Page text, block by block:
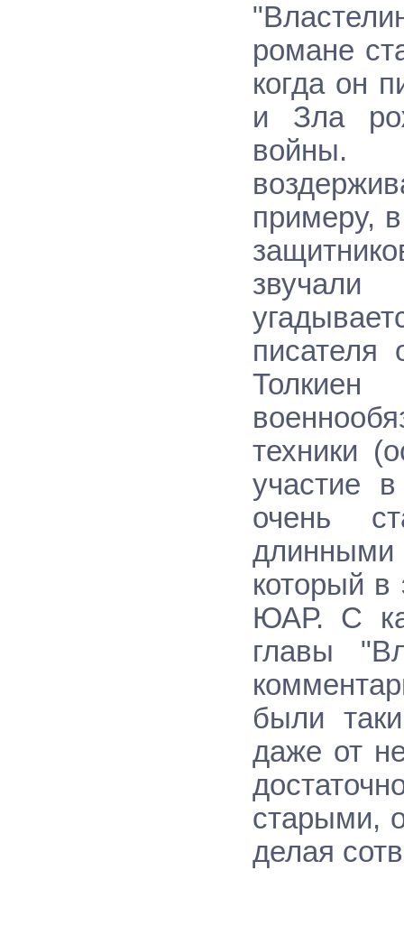
романе
когда он
и Зла
войны.
примеру,
звучали
писателя
техники
участие
очень
который
ЮАР. С
главы
были
даже от
старыми,
делая